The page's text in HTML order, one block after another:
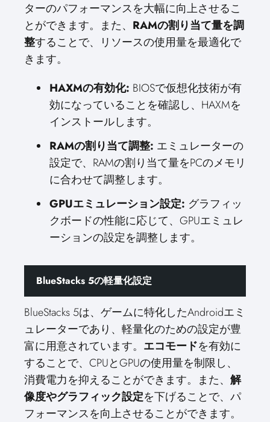
ターのパフォーマンスを大幅に向上させるこ
とができます。また、 RAMの割り当て量を調
整することで、リソースの使用量を最適化で
きます。
HAXMの有効化: BIOSで仮想化技術が有
効になっていることを確認し、HAXMを
インストールします。
RAMの割り当て調整: エミュレーターの
設定で、RAMの割り当て量をPCのメモリ
に合わせて調整します。
GPUエミュレーション設定: グラフィッ
クボードの性能に応じて、GPUエミュレ
ーションの設定を調整します。
BlueStacks 5の軽量化設定
BlueStacks 5は、ゲームに特化したAndroidエミ
ュレーターであり、軽量化のための設定が豊
富に用意されています。 エコモードを有効に
することで、CPUとGPUの使用量を制限し、
消費電力を抑えることができます。また、 解
像度やグラフィック設定を下げることで、パ
フォーマンスを向上させることができます。